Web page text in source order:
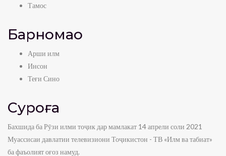
Тамос
Барномаҳо
Арши илм
Инсон
Теғи Сино
Суроға
Бахшида ба Рӯзи илми тоҷик дар мамлакат 14 апрели соли 2021
Муассисаи давлатии телевизиони Тоҷикистон - ТВ «Илм ва табиат»
ба фаъолият оғоз намуд.